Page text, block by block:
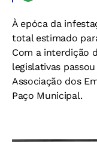
À epóca da
total estimado
Com a interdição
legislativas
Associação dos
Paço Municipal.